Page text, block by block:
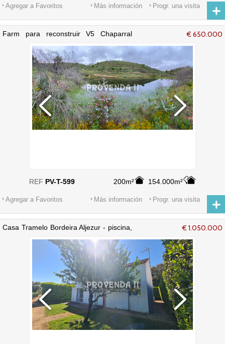
Agregar a Favoritos Progr. una visita
Más información
€ 650.000
Farm para reconstruir V5 Chaparral
200m² 154.000m²
REF PV-T-599
Agregar a Favoritos Progr. una visita
Más información
€ 1.050.000
Casa Tramelo Bordeira Aljezur - piscina,